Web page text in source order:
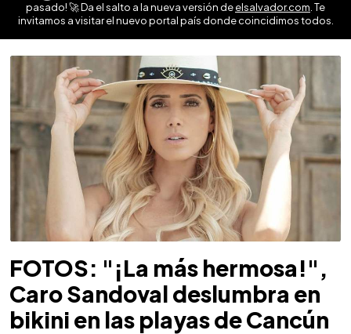
pasado! 🚀 Da el salto a la nueva versión deelsalvador.com . Te
invitamos a visitar el nuevo portal país donde coincidimos todos.
FOTOS: "¡La más hermosa!",
Caro Sandoval deslumbra en
bikini en las playas de Cancún